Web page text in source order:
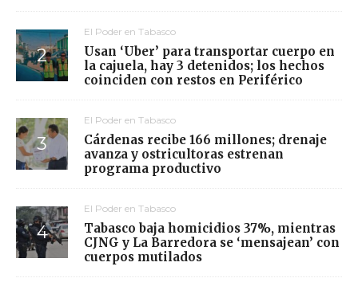
El Poder en Tabasco
Usan ‘Uber’ para transportar cuerpo en
la cajuela, hay 3 detenidos; los hechos
coinciden con restos en Periférico
El Poder en Tabasco
Cárdenas recibe 166 millones; drenaje
avanza y ostricultoras estrenan
programa productivo
El Poder en Tabasco
Tabasco baja homicidios 37%, mientras
CJNG y La Barredora se ‘mensajean’ con
cuerpos mutilados